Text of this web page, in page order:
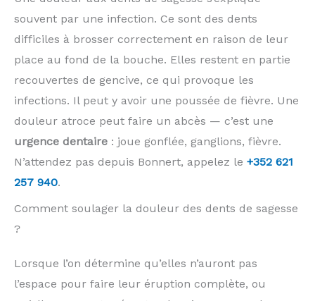
souvent par une infection. Ce sont des dents
difficiles à brosser correctement en raison de leur
place au fond de la bouche. Elles restent en partie
recouvertes de gencive, ce qui provoque les
infections. Il peut y avoir une poussée de fièvre. Une
douleur atroce peut faire un abcès — c’est une
urgence dentaire : joue gonflée, ganglions, fièvre.
N’attendez pas depuis Bonnert, appelez le +352 621
257 940.
Comment soulager la douleur des dents de sagesse
?
Lorsque l’on détermine qu’elles n’auront pas
l’espace pour faire leur éruption complète, ou